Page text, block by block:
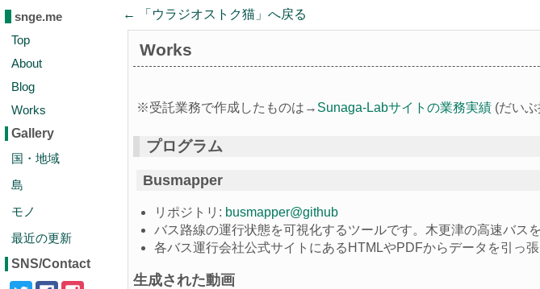
snge.me
Top
About
Blog
Works
Gallery
国・地域
島
モノ
最近の更新
SNS/Contact
← 「 ウラジオストク猫 」へ戻る
Works
※受託業務で作成したものは→ Sunaga-Labサイトの業務実績 (だい
プログラム
Busmapper
リポジトリ: busmapper@github
バス路線の運行状態を可視化するツールです。木更津の高速バス
各バス運行会社公式サイトにあるHTMLやPDFからデータを引っ
生成された動画